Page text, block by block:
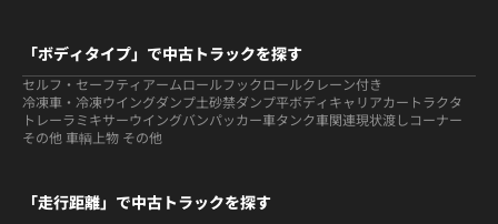
「ボディタイプ」で中古トラックを探す
セルフ・セーフティ アームロールフックロールクレーン付き
冷凍車・冷凍ウイングダンプ土砂禁ダンプ平ボディ キャリアカー トラクタ
トレーラ ミキサーウイングバンパッカー車タンク車関連現状渡しコーナー
その他 車輌上物 その他
「走行距離」で中古トラックを探す